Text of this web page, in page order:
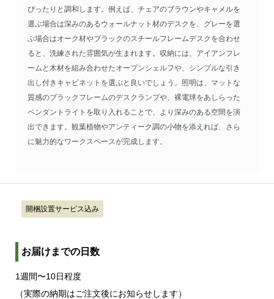
ぴったりと調和します。例えば、チェアのブラウンやキャメルを
選ぶ場合は深みのあるウォールナット材のデスクを、グレーを選
ぶ場合はオーク材やブラックのスチールフレームデスクを合わせ
ると、洗練された雰囲気が生まれます。収納には、アイアンフレ
ームと木材を組み合わせたオープンシェルフや、シンプルな引き
出し付きキャビネットを選ぶと良いでしょう。照明は、マットな
質感のブラックフレームのデスクランプや、裸電球をあしらった
ペンダントライトを取り入れることで、より深みのある空間を演
出できます。観葉植物やアンティーク調の小物を添えれば、さら
に魅力的なワークスペースが完成します。
開梱設置サービス込み
お届けまでの日数
1週間〜10日程度
（実際の納期はご注文後にお知らせします）